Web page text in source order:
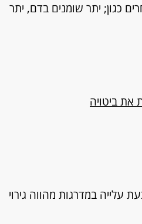
כגון; יתר שומנים בדם, יתר
את ביטויה
במדרגות מהווה גירוי